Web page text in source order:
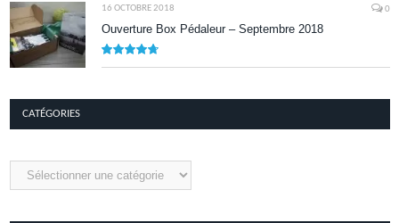
16 OCTOBRE 2018 0
Ouverture Box Pédaleur – Septembre 2018
CATÉGORIES
Catégories